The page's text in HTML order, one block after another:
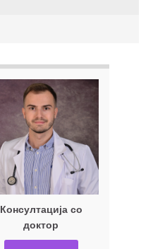
Консултација со
доктор